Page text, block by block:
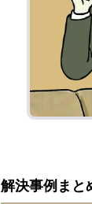
解決事例まと